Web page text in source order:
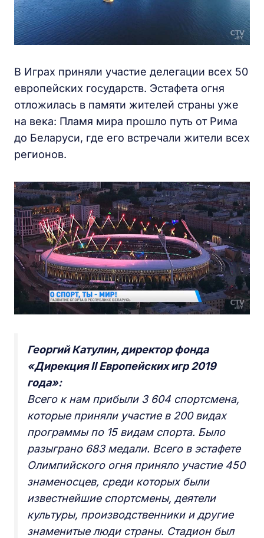
В Играх приняли участие делегации всех 50
европейских государств. Эстафета огня
отложилась в памяти жителей страны уже
на века: Пламя мира прошло путь от Рима
до Беларуси, где его встречали жители всех
регионов.
Георгий Катулин, директор фонда
«Дирекция II Европейских игр 2019
года»:
Всего к нам прибыли 3 604 спортсмена,
которые приняли участие в 200 видах
программы по 15 видам спорта. Было
разыграно 683 медали. Всего в эстафете
Олимпийского огня приняло участие 450
знаменосцев, среди которых были
известнейшие спортсмены, деятели
культуры, производственники и другие
знаменитые люди страны. Стадион был